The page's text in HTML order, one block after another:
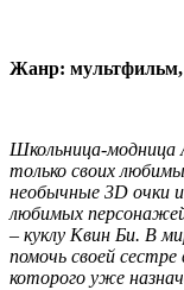
Жанр: мультфильм,
Школьница-модница
только своих
необычные 3D очки
любимых
– куклу Квин Би. В
помочь своей сестре
которого уже